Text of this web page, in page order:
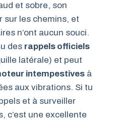
et sobre, son
sur les chemins, et
n’ont aucun souci.
des rappels officiels
latérale) et peut
intempestives à
aux vibrations. Si tu
et à surveiller
c’est une excellente